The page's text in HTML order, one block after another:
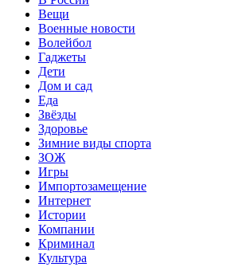
Вещи
Военные новости
Волейбол
Гаджеты
Дети
Дом и сад
Еда
Звёзды
Здоровье
Зимние виды спорта
ЗОЖ
Игры
Импортозамещение
Интернет
Истории
Компании
Криминал
Культура